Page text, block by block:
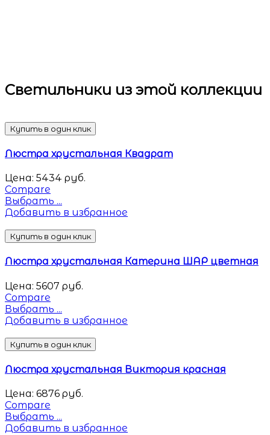
Светильники из этой коллекции
Купить в один клик
Люстра хрустальная Квадрат
Цена: 5434 руб.
Compare
Выбрать ...
Добавить в избранное
Купить в один клик
Люстра хрустальная Катерина ШАР цветная
Цена: 5607 руб.
Compare
Выбрать ...
Добавить в избранное
Купить в один клик
Люстра хрустальная Виктория красная
Цена: 6876 руб.
Compare
Выбрать ...
Добавить в избранное